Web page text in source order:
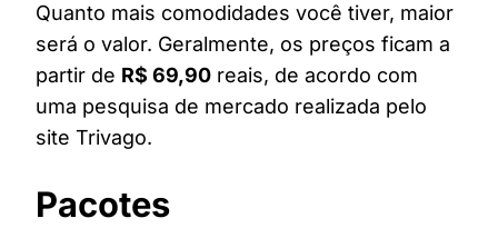
Quanto mais comodidades você tiver, maior
será o valor. Geralmente, os preços ficam a
partir de R$ 69,90 reais, de acordo com
uma pesquisa de mercado realizada pelo
site Trivago.
Pacotes